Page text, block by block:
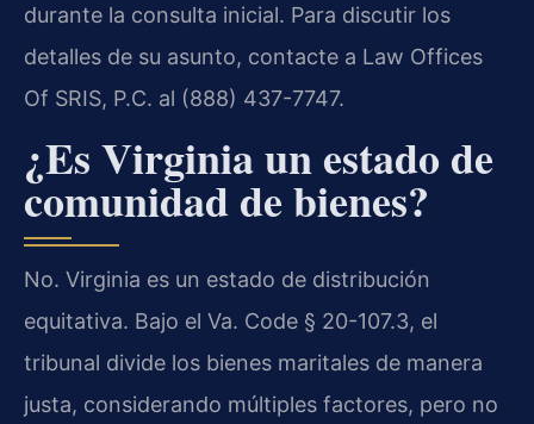
durante la consulta inicial. Para discutir los
detalles de su asunto, contacte a Law Offices
Of SRIS, P.C. al (888) 437-7747.
¿Es Virginia un estado de
comunidad de bienes?
No. Virginia es un estado de distribución
equitativa. Bajo el Va. Code § 20-107.3, el
tribunal divide los bienes maritales de manera
justa, considerando múltiples factores, pero no